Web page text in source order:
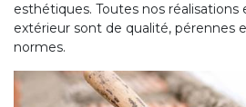
esthétiques. Toutes nos
extérieur sont de qualité, pérennes
normes.